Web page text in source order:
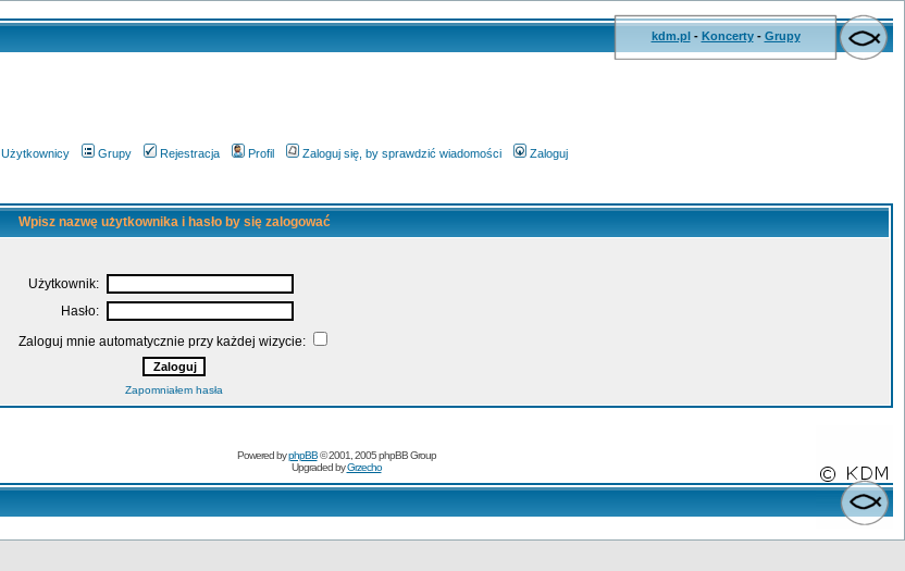
kdm.pl- Koncerty- Grupy
Użytkownicy Grupy Rejestracja Profil Zaloguj się, by sprawdzić wiadomości Zaloguj
Wpisz nazwę użytkownika i hasło by się zalogować
Użytkownik:
Hasło:
Zaloguj mnie automatycznie przy każdej wizycie:
Zapomniałem hasła
Powered byphpBB© 2001, 2005 phpBB Group
Upgraded byGrzecho